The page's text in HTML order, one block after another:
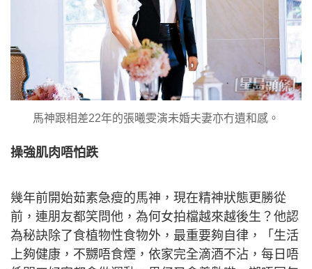
馬神跟相差22年的張曦雯演未婚夫妻亦冇遺和感。
操強肌肉唔怕跌
幾年前開始茹素急瘦的馬神，現在精神狀態更勝從
前，連朋友都笑問他，為何女拍檔越來越後生？他認
為秘訣除了食植物性食物外，最重要夠自律，「生活
上夠健康，不嬲唔食煙，依家完全滴酒不沾，每日唔